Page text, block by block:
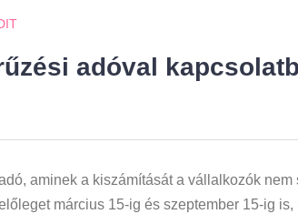
adóval
aminek a kiszámítását a vállalkozók nem
március 15-ig és szeptember 15-ig